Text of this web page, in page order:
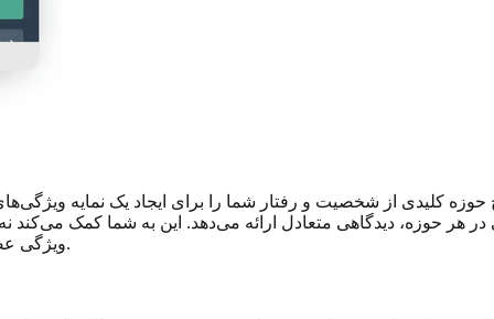
حوزه کلیدی از شخصیت و رفتار شما را برای ایجاد یک نمایه
حوزه، دیدگاهی متعادل ارائه می‌دهد. این به شما کمک می‌کند نه
ویژگی عصبی منحصربه‌فردتان استعدادها و مزایای مشخصی را به شما می‌دهد.